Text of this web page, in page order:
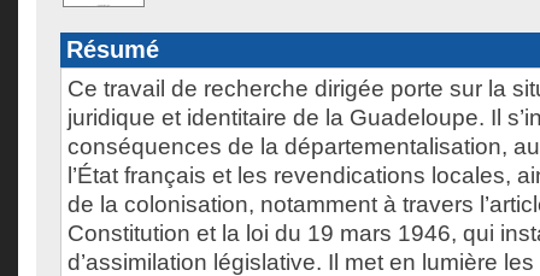
Résumé
Ce travail de recherche dirigée porte sur la
juridique et identitaire de la Guadeloupe. Il
conséquences de la départementalisation,
l’État français et les revendications locales,
de la colonisation, notamment à travers
Constitution et la loi du 19 mars 1946, qui
d’assimilation législative. Il met en lumière